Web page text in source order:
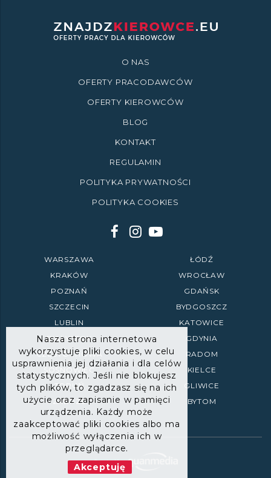
O NAS
OFERTY PRACODAWCÓW
OFERTY KIEROWCÓW
BLOG
KONTAKT
REGULAMIN
POLITYKA PRYWATNOŚCI
POLITYKA COOKIES
WARSZAWA
ŁÓDŹ
KRAKÓW
WROCŁAW
POZNAŃ
GDAŃSK
SZCZECIN
BYDGOSZCZ
LUBLIN
KATOWICE
BIAŁYSTOK
GDYNIA
CZĘSTOCHOWA
RADOM
SOSNOWIEC
KIELCE
TORUŃ
GLIWICE
ZABRZE
BYTOM
Nasza strona internetowa
wykorzystuje pliki cookies, w celu
usprawnienia jej działania i dla celów
statystycznych. Jeśli nie blokujesz
tych plików, to zgadzasz się na ich
użycie oraz zapisanie w pamięci
urządzenia. Każdy może
zaakceptować pliki cookies albo ma
możliwość wyłączenia ich w
przeglądarce.
Akceptuję